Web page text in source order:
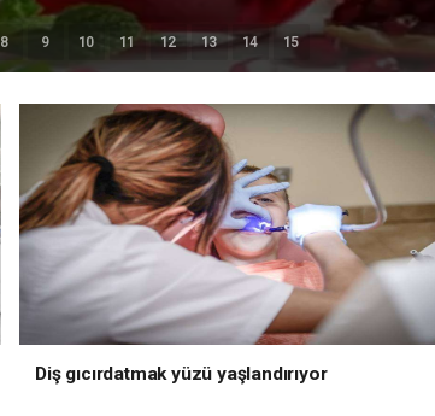
8 9 10 11 12 13 14 15
Diş gıcırdatmak yüzü yaşlandırıyor